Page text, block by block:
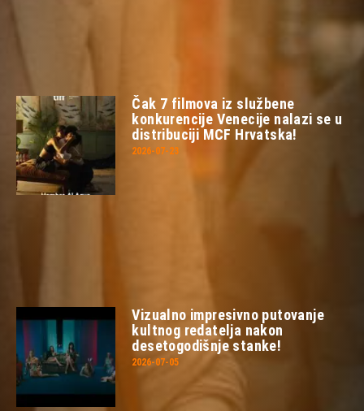
Čak 7 filmova iz službene
konkurencije Venecije nalazi se u
distribuciji MCF Hrvatska!
2026-07-23
Vizualno impresivno putovanje
kultnog redatelja nakon
desetogodišnje stanke!
2026-07-05